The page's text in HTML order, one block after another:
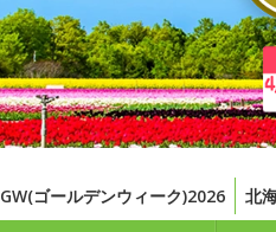
GW(ゴールデンウィーク)2026 北